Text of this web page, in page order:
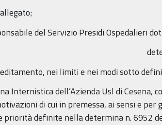
del Servizio Presidi Ospedalieri
nei limiti e nei modi sotto
Internistica dell’Azienda Usl di Cesena,
di cui in premessa, ai sensi e
priorità definite nella determina n. 6952